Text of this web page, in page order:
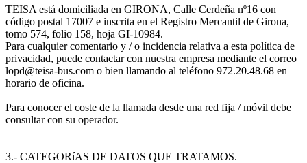
TEISA está domiciliada en GIRONA, Calle Cerdeña nº16 con
código postal 17007 e inscrita en el Registro Mercantil de Girona,
tomo 574, folio 158, hoja GI-10984.
Para cualquier comentario y / o incidencia relativa a esta política de
privacidad, puede contactar con nuestra empresa mediante el correo
lopd@teisa-bus.com o bien llamando al teléfono 972.20.48.68 en
horario de oficina.
Para conocer el coste de la llamada desde una red fija / móvil debe
consultar con su operador.
3.- CATEGORíAS DE DATOS QUE TRATAMOS.